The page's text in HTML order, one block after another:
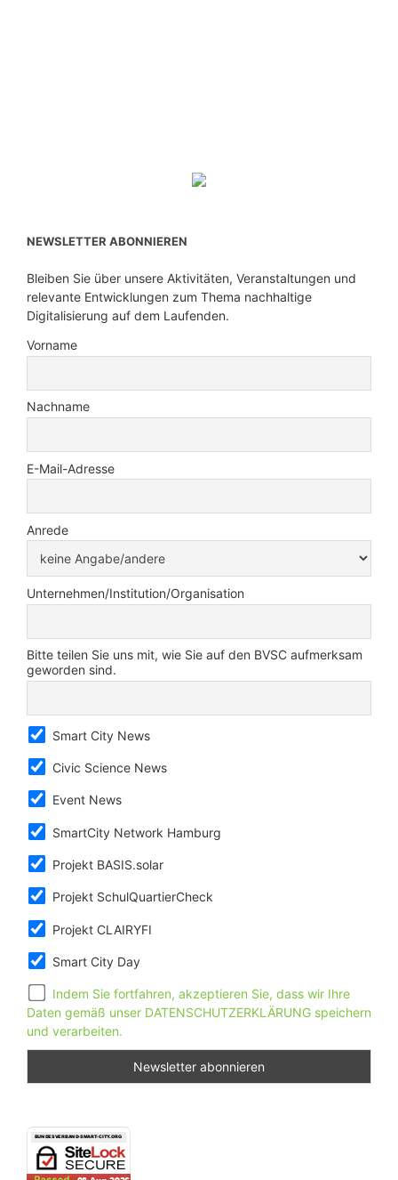
NEWSLETTER ABONNIEREN
Bleiben Sie über unsere Aktivitäten, Veranstaltungen und
relevante Entwicklungen zum Thema nachhaltige
Digitalisierung auf dem Laufenden.
Vorname
Nachname
E-Mail-Adresse
Anrede
Unternehmen/Institution/Organisation
Bitte teilen Sie uns mit, wie Sie auf den BVSC aufmerksam
geworden sind.
Smart City News
Civic Science News
Event News
SmartCity Network Hamburg
Projekt BASIS.solar
Projekt SchulQuartierCheck
Projekt CLAIRYFI
Smart City Day
Indem Sie fortfahren, akzeptieren Sie, dass wir Ihre
Daten gemäß unser DATENSCHUTZERKLÄRUNG speichern
und verarbeiten.